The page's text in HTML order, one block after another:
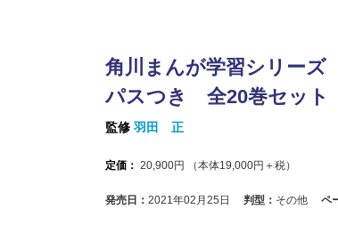
角川まんが学習シリー
パスつき 全20巻セット
監修 羽田 正
定価： 20,900円 （本体19,000円＋税）
発売日： 2021年02月25日 判型： その他 ペ